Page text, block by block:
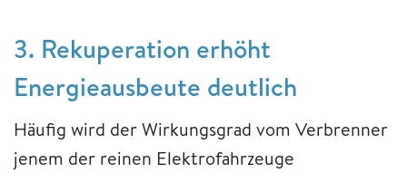
3. Rekuperation erhöht
Energieausbeute deutlich
Häufig wird der Wirkungsgrad vom Verbrenner
jenem der reinen Elektrofahrzeuge